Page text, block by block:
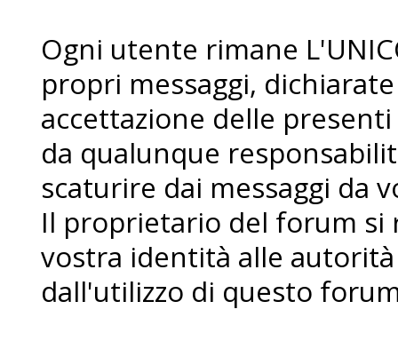
Ogni utente rimane
propri messaggi,
accettazione delle
da qualunque
scaturire dai messaggi da
Il proprietario del forum
vostra identità alle
dall'utilizzo di questo